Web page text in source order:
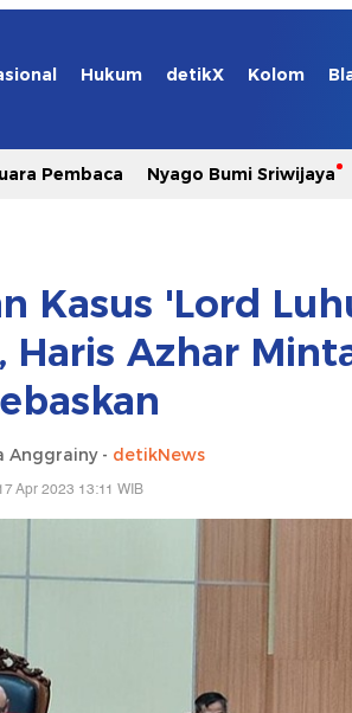
Hukum detikX Kolom
Pembaca Nyago Bumi Sriwijaya
Kasus 'Lord
Haris Azhar
Anggrainy - detikNews
Apr 2023 13:11 WIB